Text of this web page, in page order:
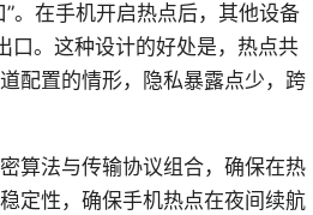
。在手机开启热点后，其他设备
口。这种设计的好处是，热点共
配置的情形，隐私暴露点少，跨
算法与传输协议组合，确保在热
定性，确保手机热点在夜间续航